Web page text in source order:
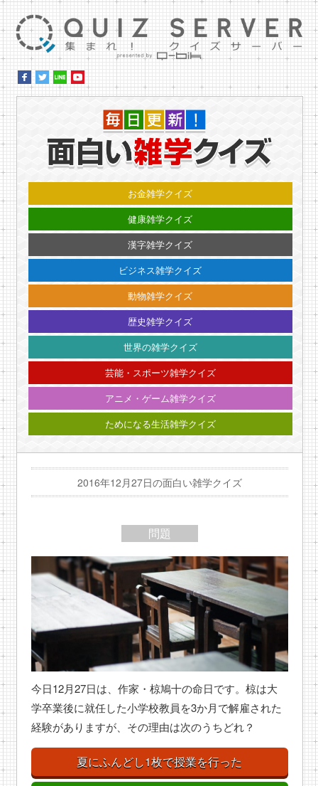
お金雑学クイズ
健康雑学クイズ
漢字雑学クイズ
ビジネス雑学クイズ
動物雑学クイズ
歴史雑学クイズ
世界の雑学クイズ
芸能・スポーツ雑学クイズ
アニメ・ゲーム雑学クイズ
ためになる生活雑学クイズ
2016年12月27日の面白い雑学クイズ
問題
今日12月27日は、作家・椋鳩十の命日です。椋は大
学卒業後に就任した小学校教員を3か月で解雇された
経験がありますが、その理由は次のうちどれ？
夏にふんどし1枚で授業を行った